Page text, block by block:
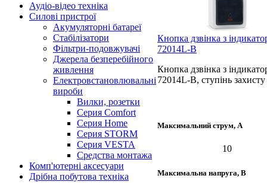
Аудіо-відео техніка
Силові пристрої
Акумуляторні батареї
Стабілізатори
Фільтри-подовжувачі
Джерела безперебійного
живлення
Електровстановлювальні
вироби
Вилки, розетки
Серия Comfort
Серия Home
Серия STORM
Серия VESTA
Средства монтажа
Комп'ютерні аксесуари
Дрібна побутова техніка
Кнопка дзвінка з
72014L-B
Кнопка дзвінка з
72014L-B, ступінь
Максимальний струм, А
10
Максимальна напруга, В